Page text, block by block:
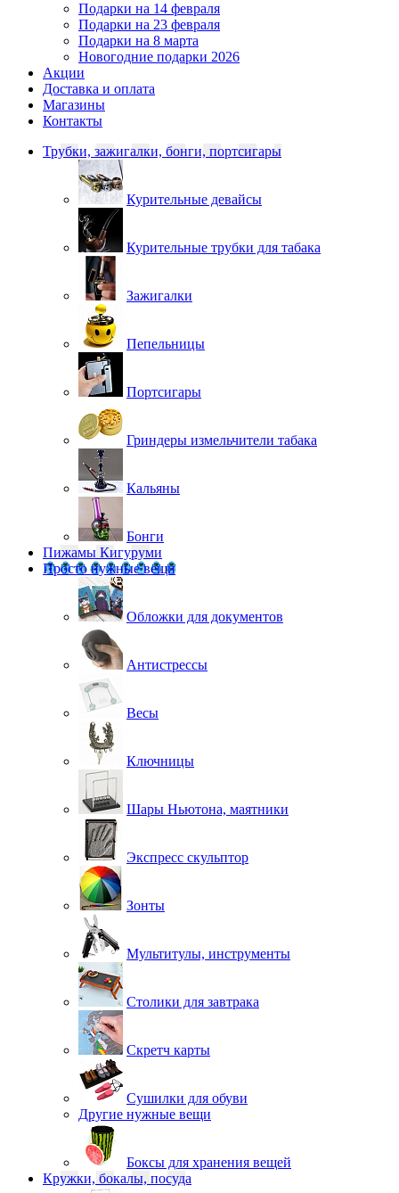
Подарки на 14 февраля
Подарки на 23 февраля
Подарки на 8 марта
Новогодние подарки 2026
Акции
Доставка и оплата
Магазины
Контакты
Трубки, зажигалки, бонги, портсигары
Курительные девайсы
Курительные трубки для табака
Зажигалки
Пепельницы
Портсигары
Гриндеры измельчители табака
Кальяны
Бонги
Пижамы Кигуруми
Просто нужные вещи
Обложки для документов
Антистрессы
Весы
Ключницы
Шары Ньютона, маятники
Экспресс скульптор
Зонты
Мультитулы, инструменты
Столики для завтрака
Скретч карты
Сушилки для обуви
Другие нужные вещи
Боксы для хранения вещей
Кружки, бокалы, посуда